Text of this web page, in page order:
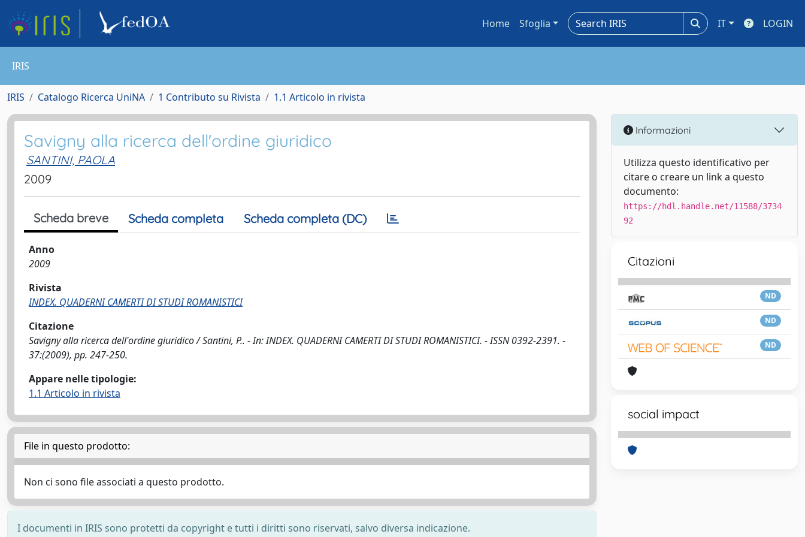
Home Sfoglia IT LOGIN
IRIS
IRIS Catalogo Ricerca UniNA 1 Contributo su Rivista 1.1 Articolo in rivista
Savigny alla ricerca dell'ordine giuridico
SANTINI, PAOLA
2009
Scheda breve Scheda completa Scheda completa (DC)
Anno
2009
Rivista
INDEX. QUADERNI CAMERTI DI STUDI ROMANISTICI
Citazione
Savigny alla ricerca dell'ordine giuridico / Santini, P.. - In: INDEX. QUADERNI CAMERTI DI STUDI ROMANISTICI. - ISSN 0392-2391. -
37:(2009), pp. 247-250.
Appare nelle tipologie:
1.1 Articolo in rivista
File in questo prodotto:
Non ci sono file associati a questo prodotto.
I documenti in IRIS sono protetti da copyright e tutti i diritti sono riservati, salvo diversa indicazione.
Informazioni
Utilizza questo identificativo per
citare o creare un link a questo
documento:
https://hdl.handle.net/11588/3734
92
Citazioni
ND
ND
ND
social impact